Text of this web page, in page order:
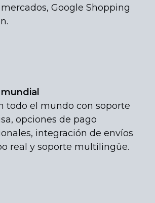
Google Shopping
todo el mundo con soporte
opciones de pago
integración de envíos
real y soporte multilingüe.